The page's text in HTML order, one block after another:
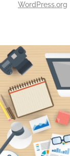
WordPress.org